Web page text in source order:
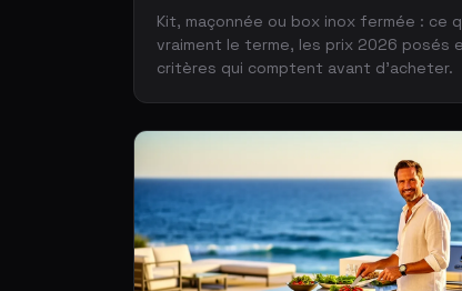
Kit, maçonnée ou box inox fermée : ce
vraiment le terme, les prix 2026 posés
critères qui comptent avant d'acheter.